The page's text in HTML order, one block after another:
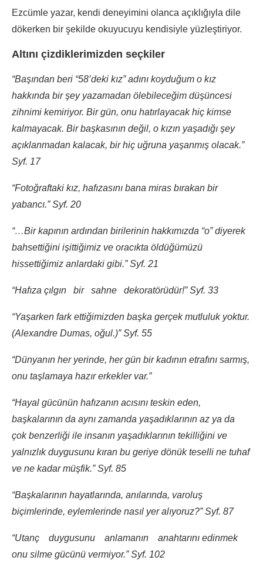
Ezcümle yazar, kendi deneyimini olanca açıklığıyla dile
dökerken bir şekilde okuyucuyu kendisiyle yüzleştiriyor.
Altını çizdiklerimizden seçkiler
“Başından beri “58’deki kız” adını koyduğum o kız
hakkında bir şey yazamadan ölebileceğim düşüncesi
zihnimi kemiriyor. Bir gün, onu hatırlayacak hiç kimse
kalmayacak. Bir başkasının değil, o kızın yaşadığı şey
açıklanmadan kalacak, bir hiç uğruna yaşanmış olacak.”
Syf. 17
“Fotoğraftaki kız, hafızasını bana miras bırakan bir
yabancı.” Syf. 20
“…Bir kapının ardından birilerinin hakkımızda “o” diyerek
bahsettiğini işittiğimiz ve oracıkta öldüğümüzü
hissettiğimiz anlardaki gibi.” Syf. 21
“Hafıza çılgın bir sahne dekoratörüdür!” Syf. 33
“Yaşarken fark ettiğimizden başka gerçek mutluluk yoktur.
(Alexandre Dumas, oğul.)” Syf. 55
“Dünyanın her yerinde, her gün bir kadının etrafını sarmış,
onu taşlamaya hazır erkekler var.”
“Hayal gücünün hafızanın acısını teskin eden,
başkalarının da aynı zamanda yaşadıklarının az ya da
çok benzerliği ile insanın yaşadıklarının tekilliğini ve
yalnızlık duygusunu kıran bu geriye dönük teselli ne tuhaf
ve ne kadar müşfik.” Syf. 85
“Başkalarının hayatlarında, anılarında, varoluş
biçimlerinde, eylemlerinde nasıl yer alıyoruz?” Syf. 87
“Utanç duygusunu anlamanın anahtarını edinmek
onu silme gücünü vermiyor.” Syf. 102